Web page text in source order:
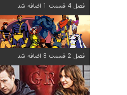
فصل 4 قسمت 1 اضافه شد
فصل 2 قسمت 8 اضافه شد